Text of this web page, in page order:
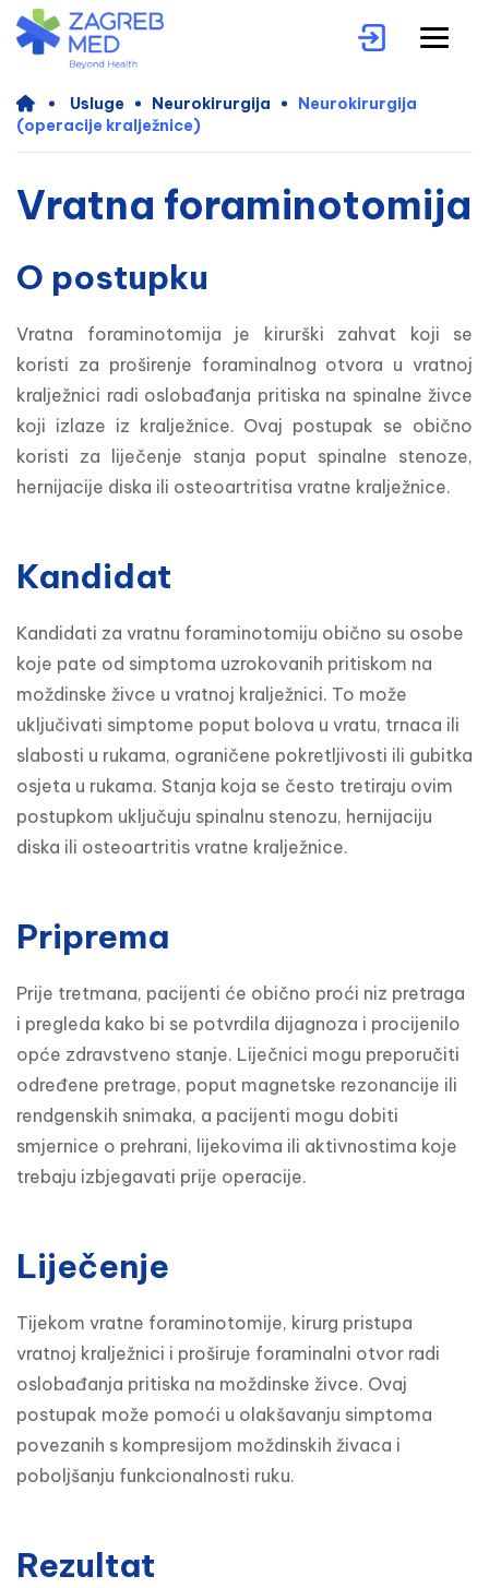
Usluge Neurokirurgija
Neurokirurgija
(operacije kralježnice)
Vratna foraminotomija
O postupku
Vratna foraminotomija je kirurški zahvat koji se
koristi za proširenje foraminalnog otvora u vratnoj
kralježnici radi oslobađanja pritiska na spinalne živce
koji izlaze iz kralježnice. Ovaj postupak se obično
koristi za liječenje stanja poput spinalne stenoze,
hernijacije diska ili osteoartritisa vratne kralježnice.
Kandidat
Kandidati za vratnu foraminotomiju obično su osobe
koje pate od simptoma uzrokovanih pritiskom na
moždinske živce u vratnoj kralježnici. To može
uključivati simptome poput bolova u vratu, trnaca ili
slabosti u rukama, ograničene pokretljivosti ili gubitka
osjeta u rukama. Stanja koja se često tretiraju ovim
postupkom uključuju spinalnu stenozu, hernijaciju
diska ili osteoartritis vratne kralježnice.
Priprema
Prije tretmana, pacijenti će obično proći niz pretraga
i pregleda kako bi se potvrdila dijagnoza i procijenilo
opće zdravstveno stanje. Liječnici mogu preporučiti
određene pretrage, poput magnetske rezonancije ili
rendgenskih snimaka, a pacijenti mogu dobiti
smjernice o prehrani, lijekovima ili aktivnostima koje
trebaju izbjegavati prije operacije.
Liječenje
Tijekom vratne foraminotomije, kirurg pristupa
vratnoj kralježnici i proširuje foraminalni otvor radi
oslobađanja pritiska na moždinske živce. Ovaj
postupak može pomoći u olakšavanju simptoma
povezanih s kompresijom moždinskih živaca i
poboljšanju funkcionalnosti ruku.
Rezultat